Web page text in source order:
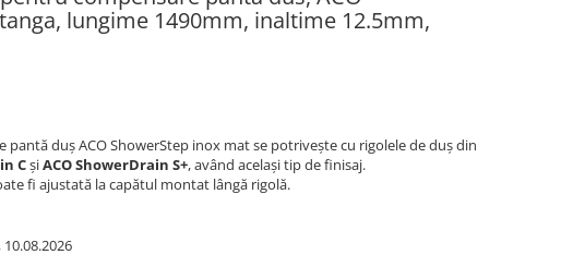
lungime 1490mm, inaltime 12.5mm,
pantă duș ACO ShowerStep inox mat se potrivește cu rigolele de duș din
CșiACO ShowerDrain S+, având același tip de finisaj.
fi ajustată la capătul montat lângă rigolă.
10.08.2026